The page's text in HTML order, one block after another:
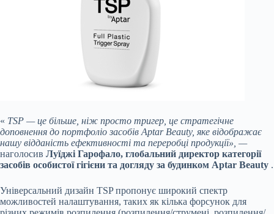
« TSP — це більше, ніж просто тригер, це стратегічне
доповнення до портфоліо засобів Aptar Beauty, яке відображає
нашу відданість ефективності та переробці продукції», —
наголосив Луїджі Гарофало, глобальний директор категорії
засобів особистої гігієни та догляду за будинком Aptar Beauty .
Універсальний дизайн TSP пропонує широкий спектр
можливостей налаштування, таких як кілька форсунок для